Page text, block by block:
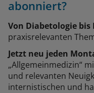
abonniert?
Von Diabetologie bis
praxisrelevanten
Jetzt neu jeden
„Allgemeinmedizin“
und relevanten
internistischen und